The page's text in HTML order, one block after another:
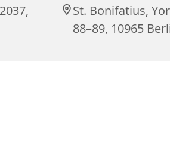
St. Bonifatius,
88–89, 10965